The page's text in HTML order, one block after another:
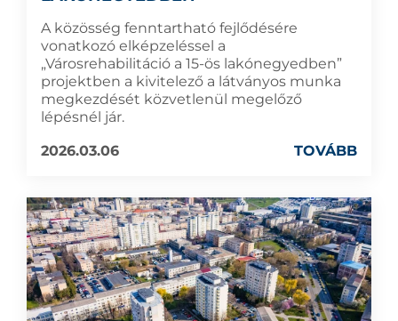
A közösség fenntartható fejlődésére
vonatkozó elképzeléssel a
„Városrehabilitáció a 15-ös lakónegyedben”
projektben a kivitelező a látványos munka
megkezdését közvetlenül megelőző
lépésnél jár.
2026.03.06
TOVÁBB